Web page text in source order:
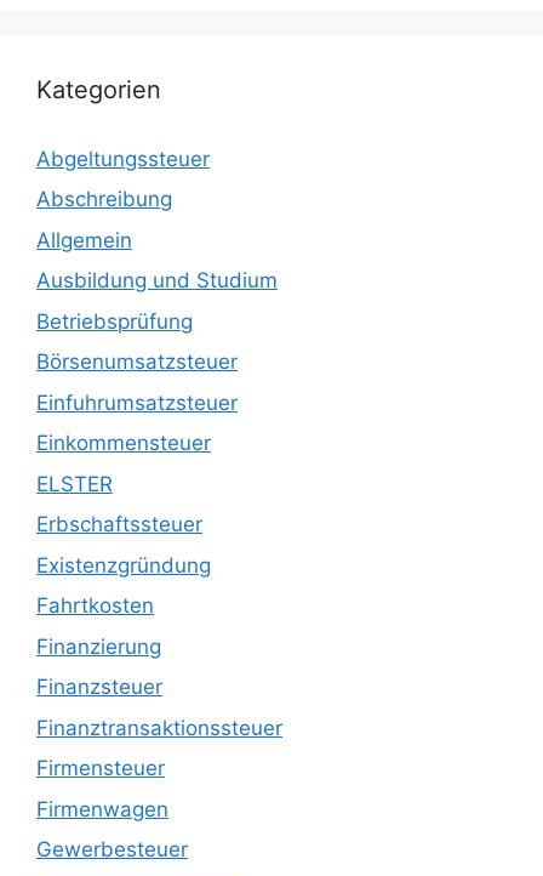
Kategorien
Abgeltungssteuer
Abschreibung
Allgemein
Ausbildung und Studium
Betriebsprüfung
Börsenumsatzsteuer
Einfuhrumsatzsteuer
Einkommensteuer
ELSTER
Erbschaftssteuer
Existenzgründung
Fahrtkosten
Finanzierung
Finanzsteuer
Finanztransaktionssteuer
Firmensteuer
Firmenwagen
Gewerbesteuer